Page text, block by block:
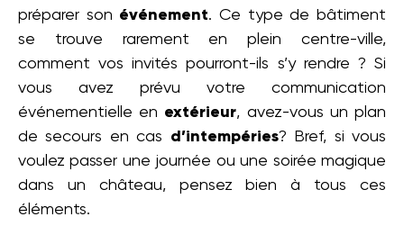
préparer son événement. Ce type de bâtiment
se trouve rarement en plein centre-ville,
comment vos invités pourront-ils s’y rendre ? Si
vous avez prévu votre communication
événementielle en extérieur, avez-vous un plan
de secours en cas d’intempéries? Bref, si vous
voulez passer une journée ou une soirée magique
dans un château, pensez bien à tous ces
éléments.